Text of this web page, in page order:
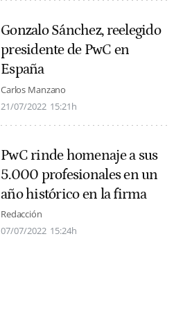
Gonzalo Sánchez, reelegido
presidente de PwC en
España
Carlos Manzano
21/07/2022 15:21h
PwC rinde homenaje a sus
5.000 profesionales en un
año histórico en la firma
Redacción
07/07/2022 15:24h